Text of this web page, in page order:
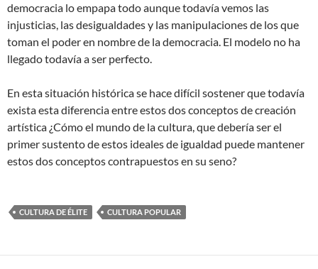
democracia lo empapa todo aunque todavía vemos las
injusticias, las desigualdades y las manipulaciones de los que
toman el poder en nombre de la democracia. El modelo no ha
llegado todavía a ser perfecto.
En esta situación histórica se hace difícil sostener que todavía
exista esta diferencia entre estos dos conceptos de creación
artística ¿Cómo el mundo de la cultura, que debería ser el
primer sustento de estos ideales de igualdad puede mantener
estos dos conceptos contrapuestos en su seno?
CULTURA DE ÉLITE CULTURA POPULAR